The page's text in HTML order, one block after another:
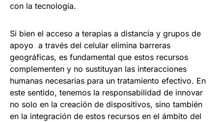
con la tecnología.
Si bien el acceso a terapias a distancia y grupos de
apoyo a través del celular elimina barreras
geográficas, es fundamental que estos recursos
complementen y no sustituyan las interacciones
humanas necesarias para un tratamiento efectivo. En
este sentido, tenemos la responsabilidad de innovar
no solo en la creación de dispositivos, sino también
en la integración de estos recursos en el ámbito del